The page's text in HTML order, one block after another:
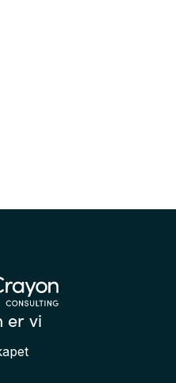
er vi